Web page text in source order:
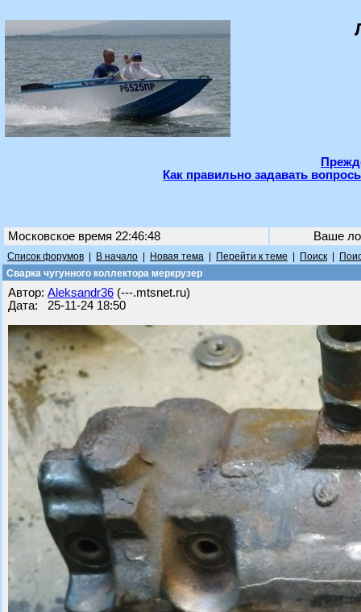
Как правильно задавать
Московское время 22:46:48 Ваше
Список форумов В начало Новая тема Перейти к теме Поиск
Сварка чугунного коллектора меркрузер
Автор: Aleksandr36 (---.mtsnet.ru)
Дата: 25-11-24 18:50